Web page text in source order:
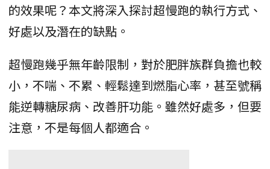
的效果呢？本文將深入探討超慢跑的執行方式、
好處以及潛在的缺點。
超慢跑幾乎無年齡限制，對於肥胖族群負擔也較
小，不喘、不累、輕鬆達到燃脂心率，甚至號稱
能逆轉糖尿病、改善肝功能。雖然好處多，但要
注意，不是每個人都適合。